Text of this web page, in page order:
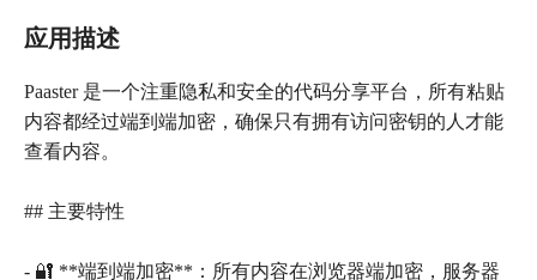
应用描述
Paaster 是一个注重隐私和安全的代码分享平台，所有粘贴
内容都经过端到端加密，确保只有拥有访问密钥的人才能
查看内容。
## 主要特性
- 🔐 **端到端加密**：所有内容在浏览器端加密，服务器